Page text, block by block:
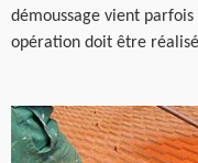
démoussage vient
opération doit être